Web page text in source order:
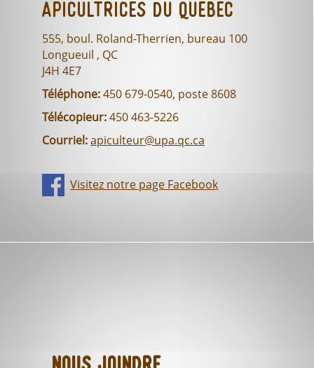
Apicultrices du Québec
555, boul. Roland-Therrien, bureau 100
Longueuil , QC
J4H 4E7
Téléphone:450 679-0540, poste 8608
Télécopieur:450 463-5226
Courriel:apiculteur@upa.qc.ca
Visitez notre page Facebook